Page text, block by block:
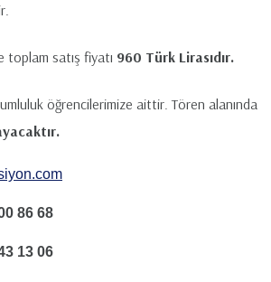
toplam satış fiyatı 960 Türk Lirasıdır.
öğrencilerimize aittir. Tören alanında
86 68
13 06